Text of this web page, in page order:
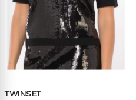
TWINSET